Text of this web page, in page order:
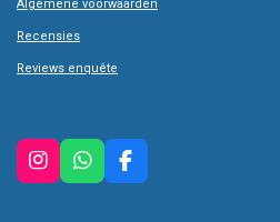
Algemene voorwaarden
Recensies
Reviews enquête
I
n
W
h
F
a